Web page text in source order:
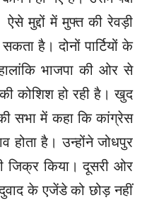
मुद्दों में मुफ्त की रेवड़ी
है। दोनों पार्टियों के
भाजपा की ओर से
की कोशिश हो रही है। खुद
सभा में कहा कि कांग्रेस
होता है। उन्होंने जोधपुर
जिक्र किया। दूसरी ओर
के एजेंडे को छोड़ नहीं